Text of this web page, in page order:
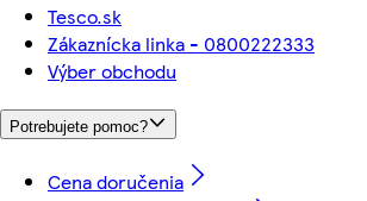
Tesco.sk
Zákaznícka linka - 0800222333
Výber obchodu
Potrebujete pomoc?
Cena doručenia